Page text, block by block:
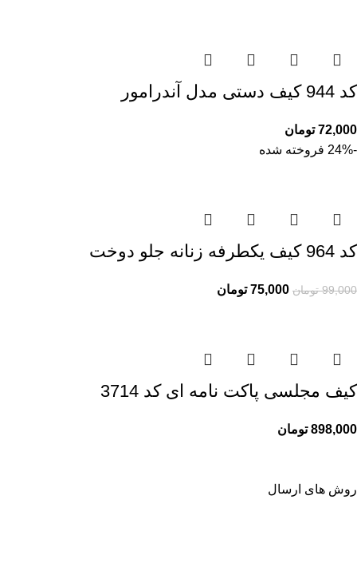
کد 944 کیف دستی مدل آندرامور
72,000 تومان
-24%
فروخته شده
کد 964 کیف یکطرفه زنانه جلو دوخت
99,000 تومان 75,000 تومان
کیف مجلسی پاکت نامه ای کد 3714
898,000 تومان
روش های ارسال